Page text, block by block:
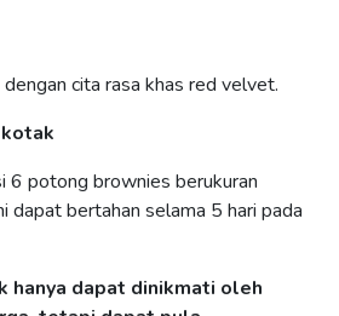
cita rasa khas red velvet.
kotak
6 potong brownies berukuran
dapat bertahan selama 5 hari pada
hanya dapat dinikmati oleh